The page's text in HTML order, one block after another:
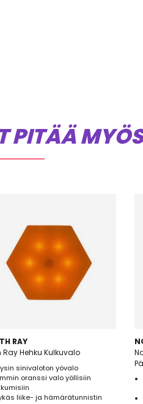
PITÄÄ MYÖS
RAY
Ray Hehku Kulkuvalo
sinivaloton yövalo
oranssi valo yöllisiin
liike- ja hämärätunnistin